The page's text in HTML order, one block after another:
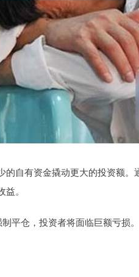
自有资金撬动更大的投资额
。
平仓，投资者将面临巨额亏损。